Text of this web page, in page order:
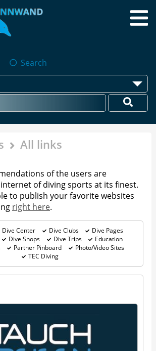
Search
All links
of the users are
of diving sports at its finest.
to publish your favorite websites
right here.
Dive Center Dive Clubs
Dive Pages
Dive Shops Dive Trips
Education
Partner Pinboard
Photo/Video Sites
TEC Diving